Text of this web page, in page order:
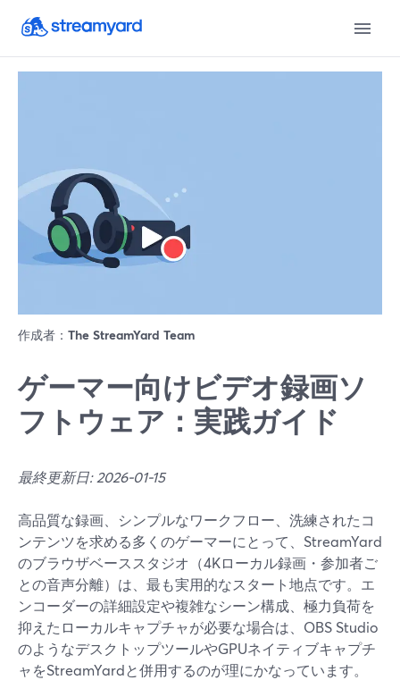
作成者： The StreamYard Team
ゲーマー向けビデオ録画ソ
フトウェア：実践ガイド
最終更新日: 2026-01-15
高品質な録画、シンプルなワークフロー、洗練されたコ
ンテンツを求める多くのゲーマーにとって、StreamYard
のブラウザベーススタジオ（4Kローカル録画・参加者ご
との音声分離）は、最も実用的なスタート地点です。エ
ンコーダーの詳細設定や複雑なシーン構成、極力負荷を
抑えたローカルキャプチャが必要な場合は、OBS Studio
のようなデスクトップツールやGPUネイティブキャプチ
ャをStreamYardと併用するのが理にかなっています。